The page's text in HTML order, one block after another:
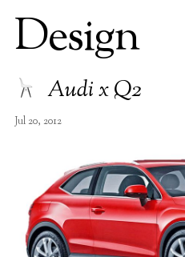
Design
Audi x Q2
Jul 20, 2012